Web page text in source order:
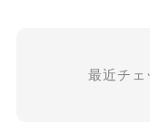
最近チェ